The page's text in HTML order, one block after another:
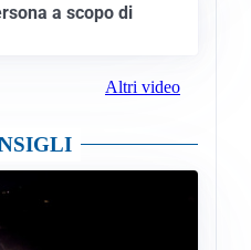
a scopo di
Altri video